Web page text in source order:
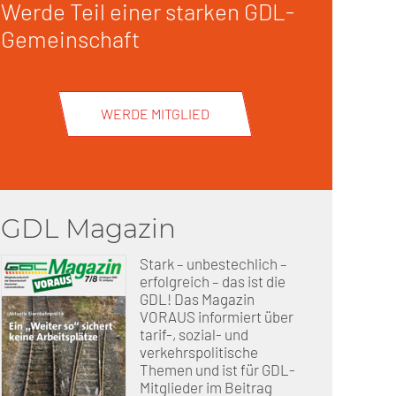
(DB AG)
Werde Teil einer starken GDL-
Gemeinschaft
WERDE MITGLIED
GDL Magazin
Stark – unbestechlich –
erfolgreich – das ist die
GDL! Das Magazin
VORAUS informiert über
tarif-, sozial- und
verkehrspolitische
Themen und ist für GDL-
Mitglieder im Beitrag